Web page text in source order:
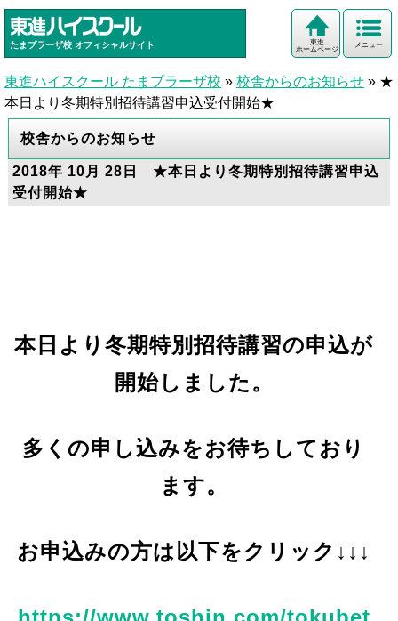
たまプラーザ校 オフィシャルサイト メニュー
東進
ホームページ
東進ハイスクール たまプラーザ校 » 校舎からのお知らせ » ★
本日より冬期特別招待講習申込受付開始★
校舎からのお知らせ
2018年 10月 28日 ★本日より冬期特別招待講習申込
受付開始★
本日より冬期特別招待講習の申込が
開始しました。
多くの申し込みをお待ちしており
ます。
お申込みの方は以下をクリック↓↓↓